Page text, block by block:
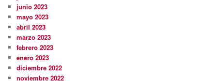
junio 2023
mayo 2023
abril 2023
marzo 2023
febrero 2023
enero 2023
diciembre 2022
noviembre 2022